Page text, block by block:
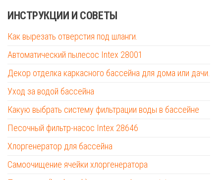
ИНСТРУКЦИИ И СОВЕТЫ
Как вырезать отверстия под шланги.
Автоматический пылесос Intex 28001
Декор отделка каркасного бассейна для дома или дачи.
Уход за водой бассейна
Какую выбрать систему фильтрации воды в бассейне
Песочный фильтр-насос Intex 28646
Хлоргенератор для бассейна
Самоочищение ячейки хлоргенератора